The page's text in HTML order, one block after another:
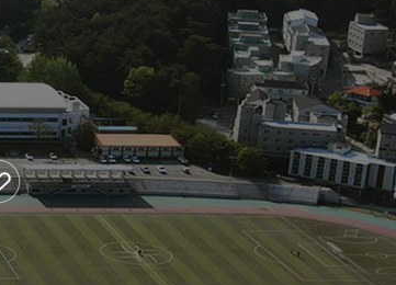
부속시설
부속연구소
학군단
부설병원
법인·기타단체
장학안내
교내장학금
교외장학금
근로장학금
학자금대출
체육시설 이용안내
체육관